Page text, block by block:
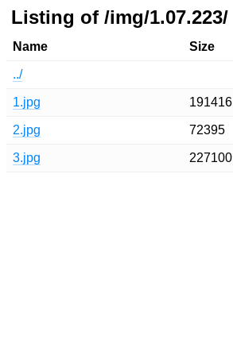
Listing of /img/1.07.223/
Name Size
../
1.jpg 191416
2.jpg 72395
3.jpg 227100